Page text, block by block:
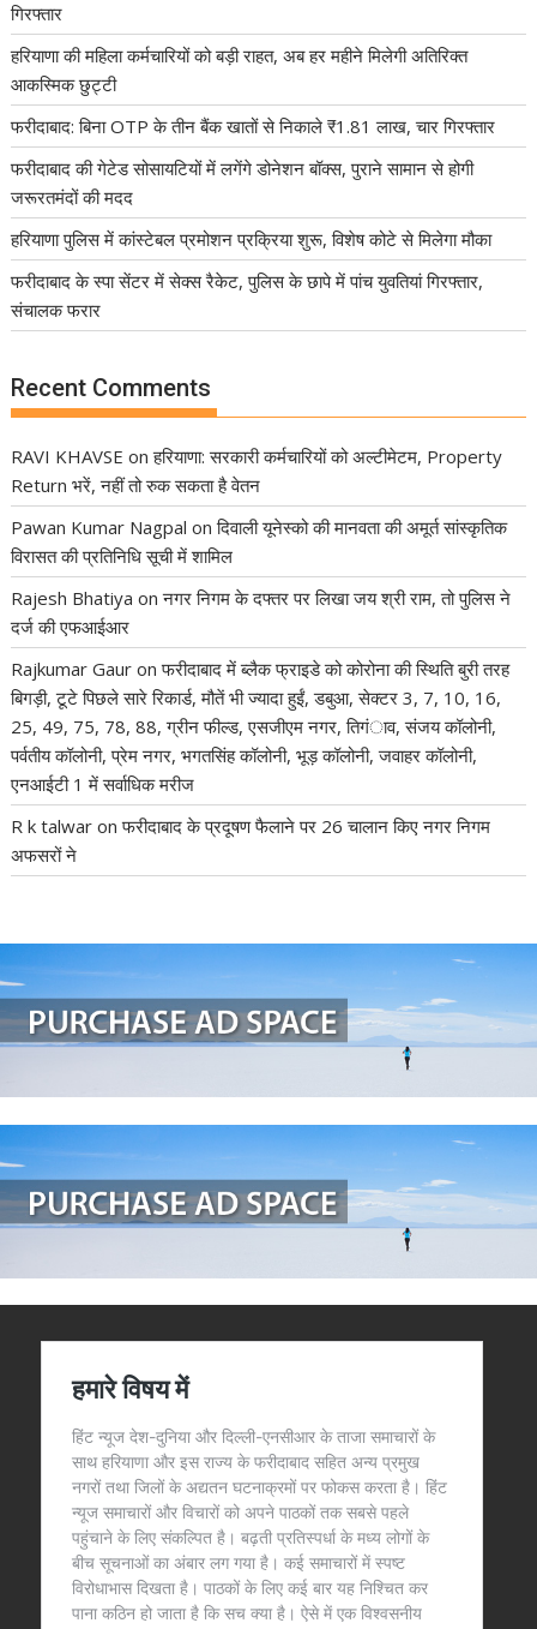
गिरफ्तार
हरियाणा की महिला कर्मचारियों को बड़ी राहत, अब हर महीने मिलेगी अतिरिक्त
आकस्मिक छुट्टी
फरीदाबाद: बिना OTP के तीन बैंक खातों से निकाले ₹1.81 लाख, चार गिरफ्तार
फरीदाबाद की गेटेड सोसायटियों में लगेंगे डोनेशन बॉक्स, पुराने सामान से होगी
जरूरतमंदों की मदद
हरियाणा पुलिस में कांस्टेबल प्रमोशन प्रक्रिया शुरू, विशेष कोटे से मिलेगा मौका
फरीदाबाद के स्पा सेंटर में सेक्स रैकेट, पुलिस के छापे में पांच युवतियां गिरफ्तार,
संचालक फरार
Recent Comments
RAVI KHAVSE onहरियाणा: सरकारी कर्मचारियों को अल्टीमेटम, Property
Return भरें, नहीं तो रुक सकता है वेतन
Pawan Kumar Nagpal onदिवाली यूनेस्को की मानवता की अमूर्त सांस्कृतिक
विरासत की प्रतिनिधि सूची में शामिल
Rajesh Bhatiya onनगर निगम के दफ्तर पर लिखा जय श्री राम, तो पुलिस ने
दर्ज की एफआईआर
Rajkumar Gaur onफरीदाबाद में ब्लैक फ्राइडे को कोरोना की स्थिति बुरी तरह
बिगड़ी, टूटे पिछले सारे रिकार्ड, मौतें भी ज्यादा हुईं, डबुआ, सेक्टर 3, 7, 10, 16,
25, 49, 75, 78, 88, ग्रीन फील्ड, एसजीएम नगर, तिगंाव, संजय कॉलोनी,
पर्वतीय कॉलोनी, प्रेम नगर, भगतसिंह कॉलोनी, भूड़ कॉलोनी, जवाहर कॉलोनी,
एनआईटी 1 में सर्वाधिक मरीज
R k talwar onफरीदाबाद के प्रदूषण फैलाने पर 26 चालान किए नगर निगम
अफसरों ने